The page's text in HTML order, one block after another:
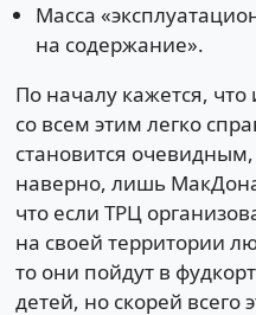
Масса
на содержание».
По началу кажется, что
со всем этим легко
становится очевидным,
наверно, лишь
что если ТРЦ
на своей территории
то они пойдут в
детей, но скорей всего